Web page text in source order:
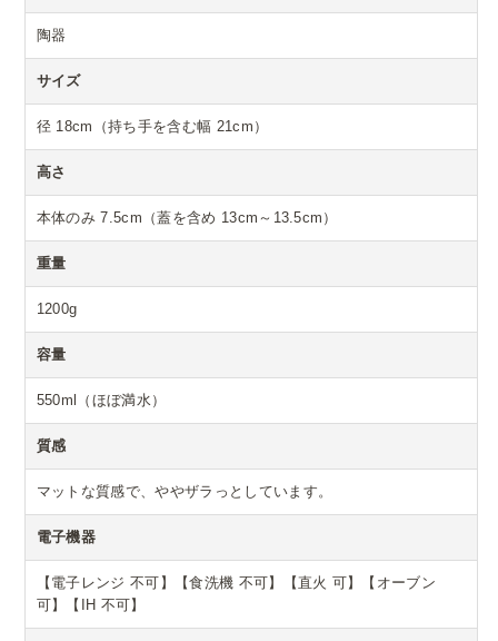
陶器
サイズ
径 18cm（持ち手を含む幅 21cm）
高さ
本体のみ 7.5cm（蓋を含め 13cm～13.5cm）
重量
1200g
容量
550ml（ほぼ満水）
質感
マットな質感で、ややザラっとしています。
電子機器
【電子レンジ 不可】【食洗機 不可】【直火 可】【オーブン
可】【IH 不可】